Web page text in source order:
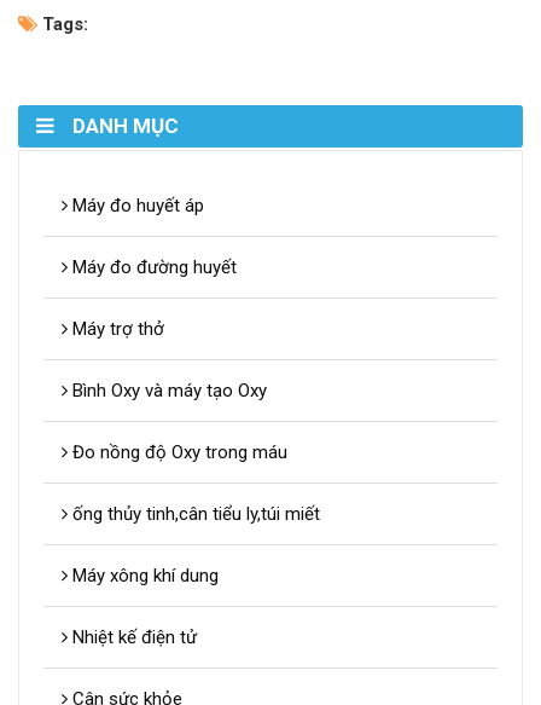
Tags:
DANH MỤC
Máy đo huyết áp
Máy đo đường huyết
Máy trợ thở
Bình Oxy và máy tạo Oxy
Đo nồng độ Oxy trong máu
ống thủy tinh,cân tiểu ly,túi miết
Máy xông khí dung
Nhiệt kế điện tử
Cân sức khỏe